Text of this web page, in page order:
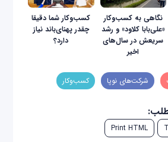
نگاهی به کسب‌وکار
«علی‌بابا کلاود» و رشد
سریعش در سال‌های
اخیر
کسب‌وکار شما دقیقا
چقدر پهنای‌باند نیاز
دارد؟
شرکت‌های نوپا کسب‌وکار
Print HTML